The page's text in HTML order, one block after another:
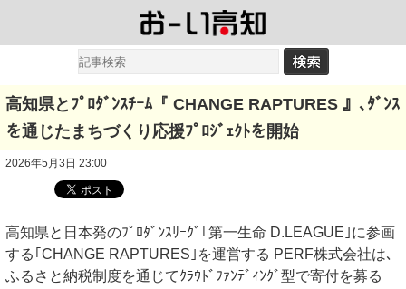
高知県とﾌﾟﾛﾀﾞﾝｽﾁｰﾑ『 CHANGE RAPTURES 』､ﾀﾞﾝｽ
を通じたまちづくり応援ﾌﾟﾛｼﾞｪｸﾄを開始
2026年5月3日 23:00
高知県と日本発のﾌﾟﾛﾀﾞﾝｽﾘｰｸﾞ｢第一生命 D.LEAGUE｣に参画
する｢CHANGE RAPTURES｣を運営する PERF株式会社は､
ふるさと納税制度を通じてｸﾗｳﾄﾞﾌｧﾝﾃﾞｨﾝｸﾞ型で寄付を募る